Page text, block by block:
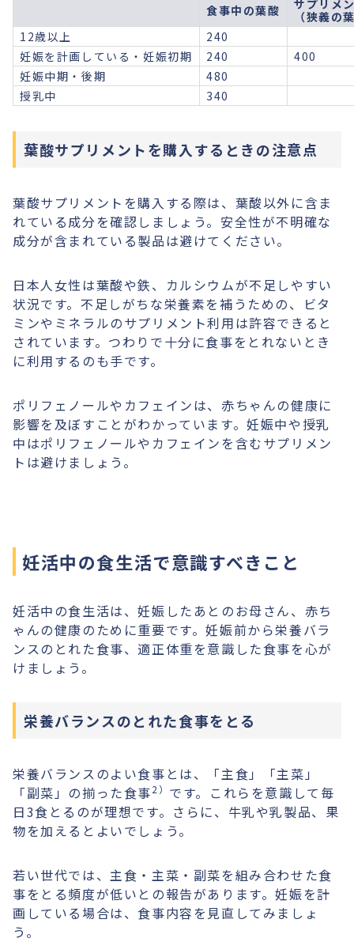
食事中の葉酸
サプリメ
（狭義の
12歳以上
240
妊娠を計画している・妊娠初期
240
400
妊娠中期・後期
480
授乳中
340
葉酸サプリメントを購入するときの注意点
葉酸サプリメントを購入する際は、葉酸以外に含ま
れている成分を確認しましょう。安全性が不明確な
成分が含まれている製品は避けてください。
日本人女性は葉酸や鉄、カルシウムが不足しやすい
状況です。不足しがちな栄養素を補うための、ビタ
ミンやミネラルのサプリメント利用は許容できると
されています。つわりで十分に食事をとれないとき
に利用するのも手です。
ポリフェノールやカフェインは、赤ちゃんの健康に
影響を及ぼすことがわかっています。妊娠中や授乳
中はポリフェノールやカフェインを含むサプリメン
トは避けましょう。
妊活中の食生活で意識すべきこと
妊活中の食生活は、妊娠したあとのお母さん、赤ち
ゃんの健康のために重要です。妊娠前から栄養バラ
ンスのとれた食事、適正体重を意識した食事を心が
けましょう。
栄養バランスのとれた食事をとる
栄養バランスのよい食事とは、「主食」「主菜」
「副菜」の揃った食事2） です。これらを意識して毎
日3食とるのが理想です。さらに、牛乳や乳製品、果
物を加えるとよいでしょう。
若い世代では、主食・主菜・副菜を組み合わせた食
事をとる頻度が低いとの報告があります。妊娠を計
画している場合は、食事内容を見直してみましょ
う。